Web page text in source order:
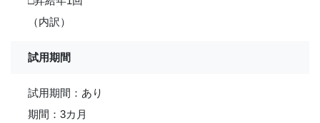
（内訳）
試用期間
試用期間：あり
期間：3カ月